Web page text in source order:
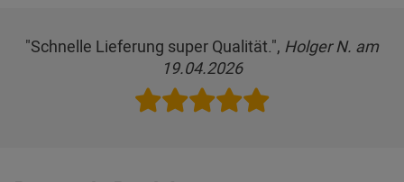
"Schnelle Lieferung super Qualität.", Holger N. am
19.04.2026